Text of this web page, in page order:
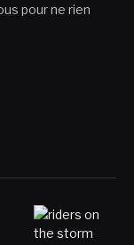
pour ne rien